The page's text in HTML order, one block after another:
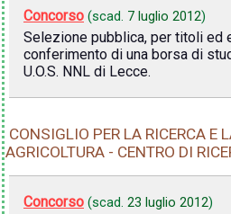
Concorso (scad. 7 luglio 2012)
Selezione pubblica, per titoli ed
conferimento di una borsa di
U.O.S. NNL di Lecce.
CONSIGLIO PER LA RICERCA E
AGRICOLTURA - CENTRO DI
Concorso (scad. 23 luglio 2012)